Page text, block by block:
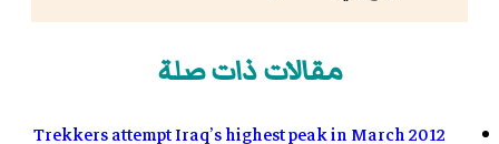
مقالات ذات صلة
Trekkers attempt Iraq’s highest peak in March 2012